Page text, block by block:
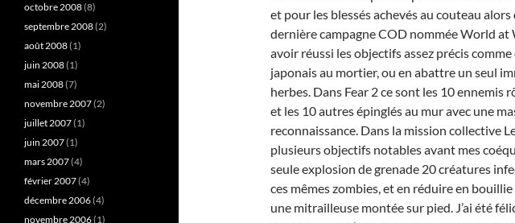
et pour les blessés achevés au couteau
dernière campagne COD nommée World at
avoir réussi les objectifs assez précis
japonais au mortier, ou en abattre un seul
herbes. Dans Fear 2 ce sont les 10 ennemis
et les 10 autres épinglés au mur avec une
reconnaissance. Dans la mission collective
plusieurs objectifs notables avant mes
seule explosion de grenade 20 créatures
ces mêmes zombies, et en réduire en
une mitrailleuse montée sur pied. J’ai été
octobre 2008(8)
septembre 2008(2)
août 2008(1)
juin 2008(1)
mai 2008(7)
novembre 2007(2)
juillet 2007(1)
juin 2007(1)
mars 2007(4)
février 2007(4)
décembre 2006(4)
novembre 2006(1)